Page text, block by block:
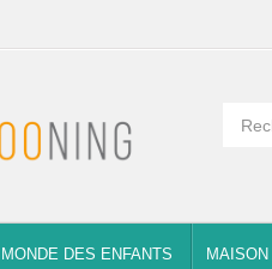
MONDE DES ENFANTS MAISON